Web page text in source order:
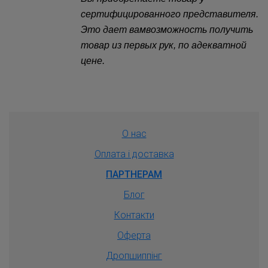
сертифицированного представителя.
Это дает вамвозможность получить
товар из первых рук, по адекватной
цене.
О нас
Оплата і доставка
ПАРТНЕРАМ
Блог
Контакти
Оферта
Дропшиппiнг